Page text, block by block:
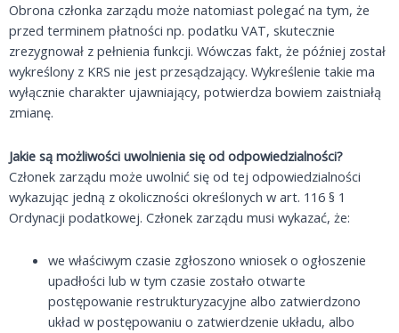
Obrona członka zarządu może natomiast polegać na tym, że
przed terminem płatności np. podatku VAT, skutecznie
zrezygnował z pełnienia funkcji. Wówczas fakt, że później został
wykreślony z KRS nie jest przesądzający. Wykreślenie takie ma
wyłącznie charakter ujawniający, potwierdza bowiem zaistniałą
zmianę.
Jakie są możliwości uwolnienia się od odpowiedzialności?
Członek zarządu może uwolnić się od tej odpowiedzialności
wykazując jedną z okoliczności określonych w art. 116 § 1
Ordynacji podatkowej. Członek zarządu musi wykazać, że:
we właściwym czasie zgłoszono wniosek o ogłoszenie
upadłości lub w tym czasie zostało otwarte
postępowanie restrukturyzacyjne albo zatwierdzono
układ w postępowaniu o zatwierdzenie układu, albo